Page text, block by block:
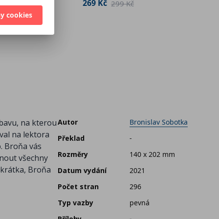
Kč 269 Kč 299 Kč
na kterou
na lektora
Broňa vás
všechny
Broňa
Autor
Bronislav Sobotka
Překlad
-
Rozměry
140 x 202 mm
Datum vydání
2021
Počet stran
296
Typ vazby
pevná
cookies